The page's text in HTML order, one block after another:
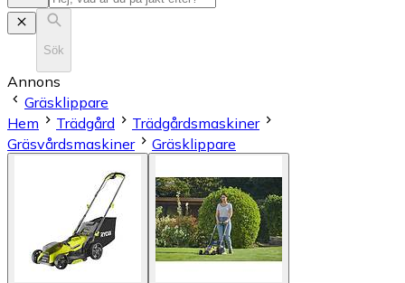
Sök
Annons
Gräsklippare
Hem
Trädgård
Trädgårdsmaskiner
Gräsvårdsmaskiner
Gräsklippare